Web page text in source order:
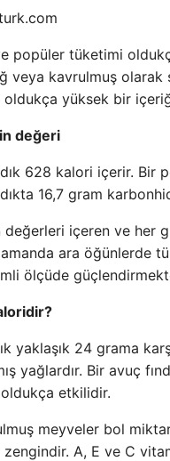
popüler tüketimi
veya kavrulmuş
oldukça yüksek bir
değeri
628 kalori içerir. Bir
16,7 gram
değerleri içeren ve her
ara öğünlerde
ölçüde
yaklaşık 24 grama
yağlardır. Bir avuç
oldukça etkilidir.
meyveler bol
zengindir. A, E ve C